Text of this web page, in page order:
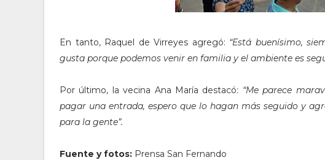
En tanto, Raquel de Virreyes agregó: “Está buenísimo,
gusta porque podemos venir en familia y el ambiente es
Por último, la vecina Ana María destacó: “Me parece
pagar una entrada, espero que lo hagan más seguido y
para la gente”.
Fuente y fotos: Prensa San Fernando